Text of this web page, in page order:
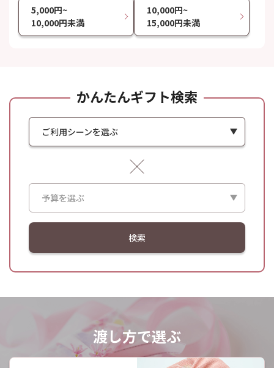
5,000円~
10,000円未満
10,000円~
15,000円未満
かんたんギフト検索
ご利用シーンを選ぶ
予算を選ぶ
検索
渡し方で選ぶ